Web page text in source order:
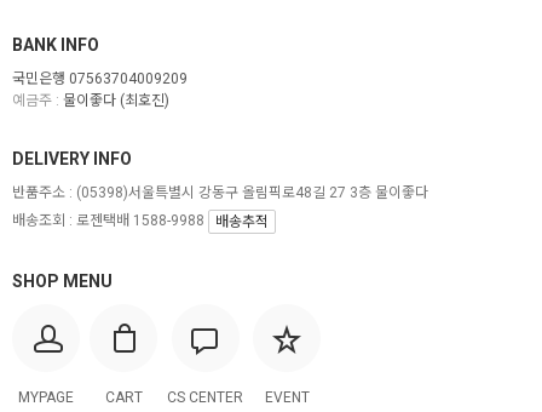
BANK INFO
국민은행 07563704009209
예금주 : 물이좋다 (최호진)
SHOP MENU
MYPAGE CART CS CENTER EVENT
DELIVERY INFO
반품주소 : (05398)서울특별시 강동구 올림픽로48길 27 3층 물이좋다
배송조회 : 로젠택배 1588-9988
배송추적